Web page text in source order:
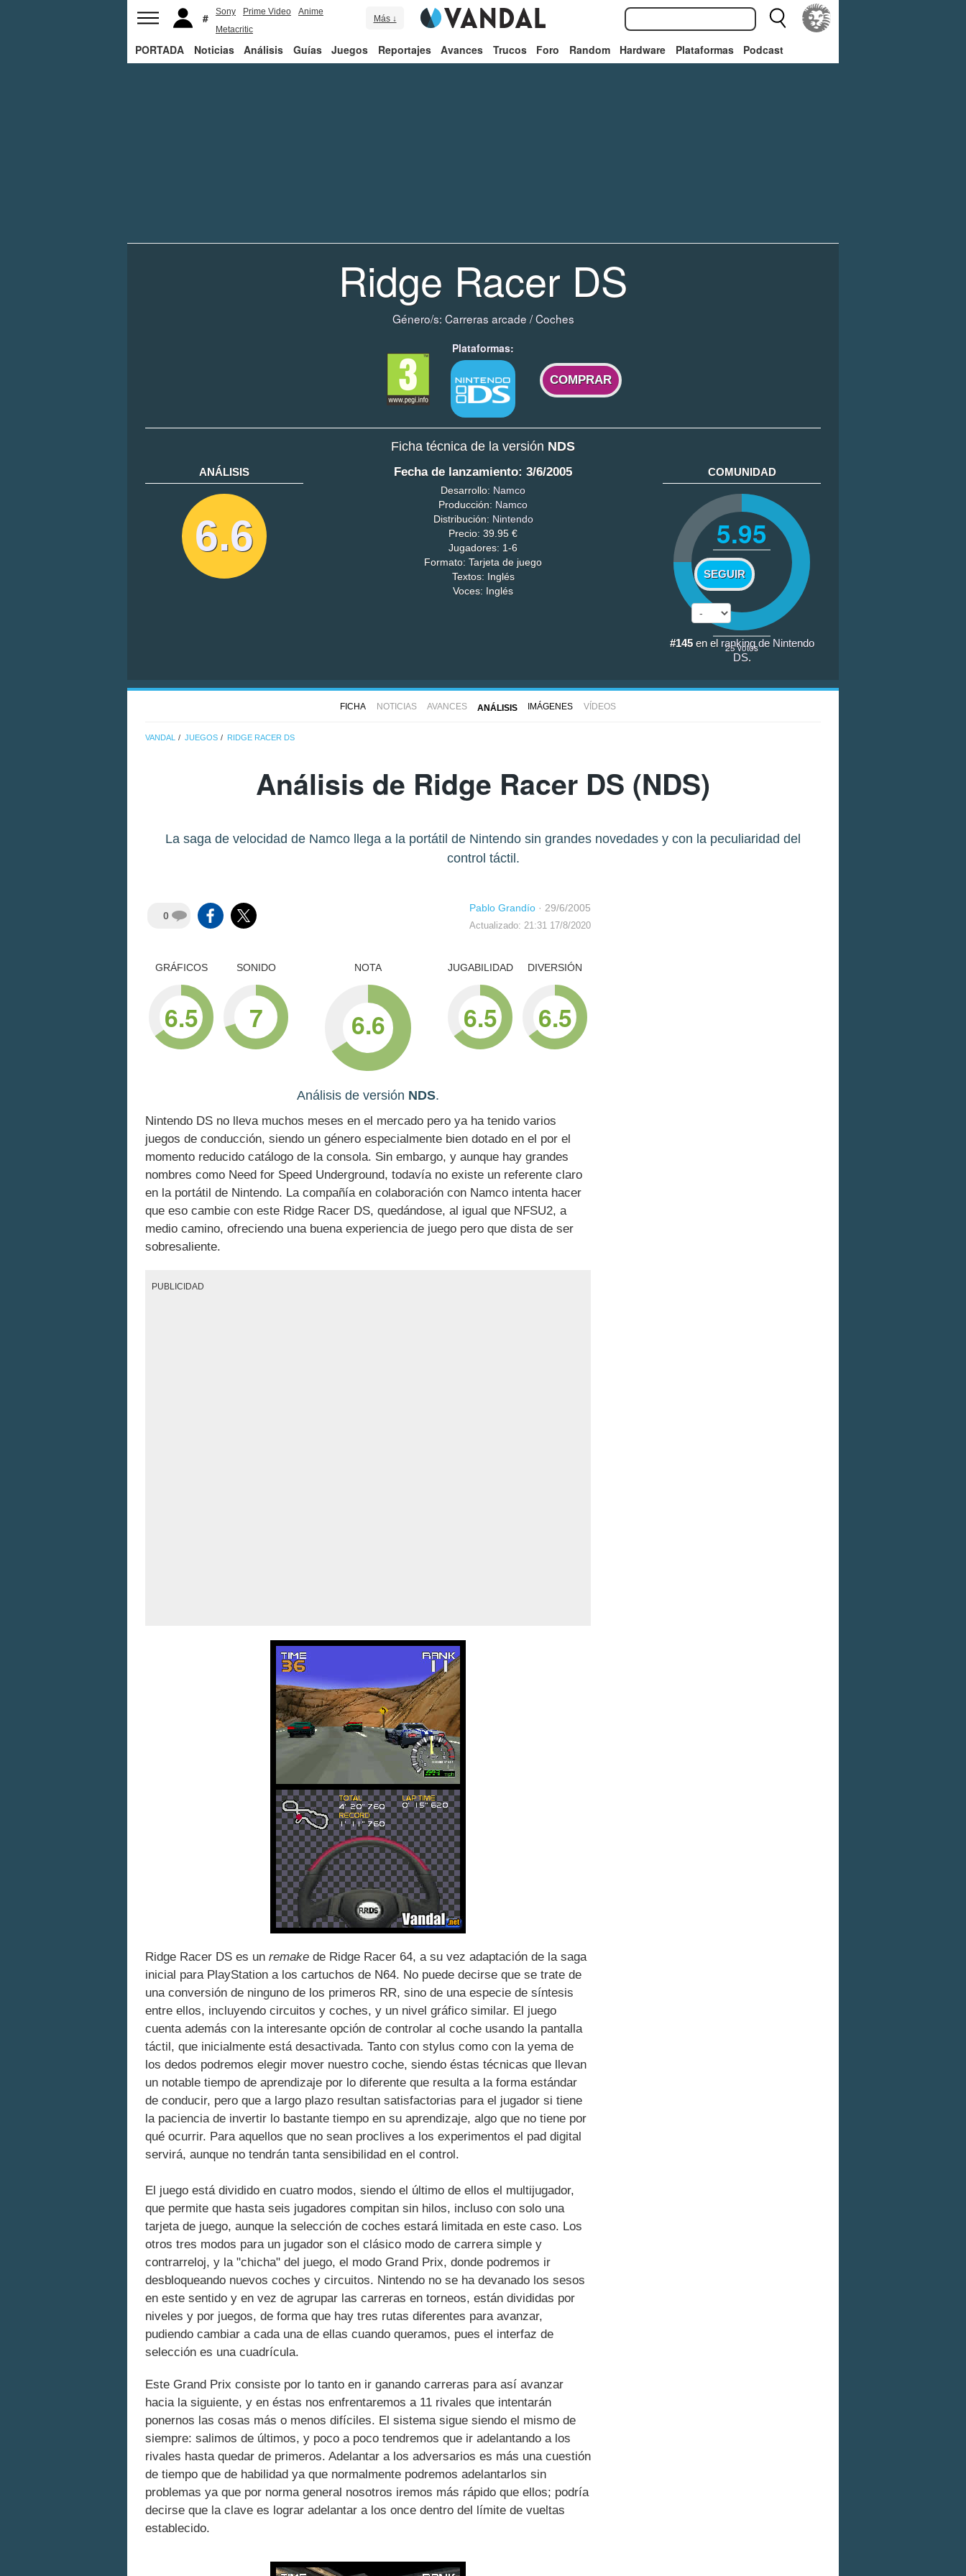
Sony Prime Video
Anime
Metacritic
Más ↓
PORTADA Noticias Análisis Guías Juegos Reportajes Avances Trucos Foro Random Hardware Plataformas Podcast
Ridge Racer DS
Género/s: Carreras arcade /Coches
Plataformas:
COMPRAR
Ficha técnica de la versión NDS
ANÁLISIS
6.6
Fecha de lanzamiento: 3/6/2005
Desarrollo: Namco
Producción: Namco
Distribución: Nintendo
Precio: 39.95 €
Jugadores: 1-6
Formato: Tarjeta de juego
Textos: Inglés
Voces: Inglés
COMUNIDAD
5.95
SEGUIR
25votos
#145en el ranking de Nintendo
DS.
FICHA NOTICIAS AVANCES ANÁLISIS IMÁGENES VÍDEOS
VANDAL JUEGOS RIDGE RACER DS
Análisis de Ridge Racer DS (NDS)
La saga de velocidad de Namco llega a la portátil de Nintendo sin grandes novedades y con la peculiaridad del
control táctil.
0
Pablo Grandío · 29/6/2005
Actualizado: 21:31 17/8/2020
GRÁFICOS
6.5
SONIDO
7
NOTA
6.6
DIVERSIÓN
6.5
JUGABILIDAD
6.5
Análisis de versión NDS.
Nintendo DS no lleva muchos meses en el mercado pero ya ha tenido varios
juegos de conducción, siendo un género especialmente bien dotado en el por el
momento reducido catálogo de la consola. Sin embargo, y aunque hay grandes
nombres como Need for Speed Underground, todavía no existe un referente claro
en la portátil de Nintendo. La compañía en colaboración con Namco intenta hacer
que eso cambie con este Ridge Racer DS, quedándose, al igual que NFSU2, a
medio camino, ofreciendo una buena experiencia de juego pero que dista de ser
sobresaliente.
PUBLICIDAD
Ridge Racer DS es un remake de Ridge Racer 64, a su vez adaptación de la saga
inicial para PlayStation a los cartuchos de N64. No puede decirse que se trate de
una conversión de ninguno de los primeros RR, sino de una especie de síntesis
entre ellos, incluyendo circuitos y coches, y un nivel gráfico similar. El juego
cuenta además con la interesante opción de controlar al coche usando la pantalla
táctil, que inicialmente está desactivada. Tanto con stylus como con la yema de
los dedos podremos elegir mover nuestro coche, siendo éstas técnicas que llevan
un notable tiempo de aprendizaje por lo diferente que resulta a la forma estándar
de conducir, pero que a largo plazo resultan satisfactorias para el jugador si tiene
la paciencia de invertir lo bastante tiempo en su aprendizaje, algo que no tiene por
qué ocurrir. Para aquellos que no sean proclives a los experimentos el pad digital
servirá, aunque no tendrán tanta sensibilidad en el control.
El juego está dividido en cuatro modos, siendo el último de ellos el multijugador,
que permite que hasta seis jugadores compitan sin hilos, incluso con solo una
tarjeta de juego, aunque la selección de coches estará limitada en este caso. Los
otros tres modos para un jugador son el clásico modo de carrera simple y
contrarreloj, y la "chicha" del juego, el modo Grand Prix, donde podremos ir
desbloqueando nuevos coches y circuitos. Nintendo no se ha devanado los sesos
en este sentido y en vez de agrupar las carreras en torneos, están divididas por
niveles y por juegos, de forma que hay tres rutas diferentes para avanzar,
pudiendo cambiar a cada una de ellas cuando queramos, pues el interfaz de
selección es una cuadrícula.
Este Grand Prix consiste por lo tanto en ir ganando carreras para así avanzar
hacia la siguiente, y en éstas nos enfrentaremos a 11 rivales que intentarán
ponernos las cosas más o menos difíciles. El sistema sigue siendo el mismo de
siempre: salimos de últimos, y poco a poco tendremos que ir adelantando a los
rivales hasta quedar de primeros. Adelantar a los adversarios es más una cuestión
de tiempo que de habilidad ya que normalmente podremos adelantarlos sin
problemas ya que por norma general nosotros iremos más rápido que ellos; podría
decirse que la clave es lograr adelantar a los once dentro del límite de vueltas
establecido.